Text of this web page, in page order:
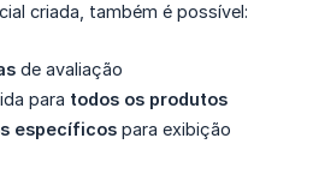
criada, também é possível:
de avaliação
para todos os produtos
específicos para exibição